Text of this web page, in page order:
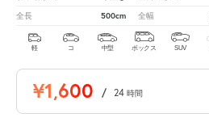
全長 500cm 全幅
軽 コ 中型 ボックス SUV
¥1,600 / 24 時間